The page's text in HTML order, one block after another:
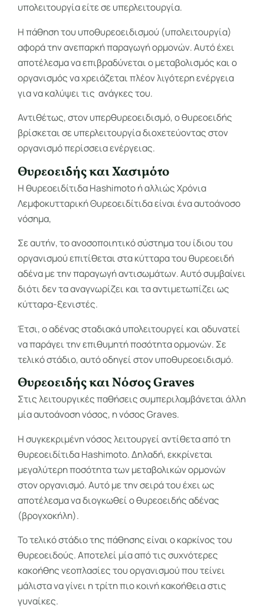
υπολειτουργία είτε σε υπερλειτουργία.
Η πάθηση του υποθυρεοειδισμού (υπολειτουργία)
αφορά την ανεπαρκή παραγωγή ορμονών. Αυτό έχει
αποτέλεσμα να επιβραδύνεται ο μεταβολισμός και ο
οργανισμός να χρειάζεται πλέον λιγότερη ενέργεια
για να καλύψει τις ανάγκες του.
Αντιθέτως, στον υπερθυρεοειδισμό, ο θυρεοειδής
βρίσκεται σε υπερλειτουργία διοχετεύοντας στον
οργανισμό περίσσεια ενέργειας.
Θυρεοειδής και Χασιμότο
Η θυρεοειδίτιδα Hashimoto ή αλλιώς Χρόνια
Λεμφοκυτταρική Θυρεοειδίτιδα είναι ένα αυτοάνοσο
νόσημα,
Σε αυτήν, το ανοσοποιητικό σύστημα του ίδιου του
οργανισμού επιτίθεται στα κύτταρα του θυρεοειδή
αδένα με την παραγωγή αντισωμάτων. Αυτό συμβαίνει
διότι δεν τα αναγνωρίζει και τα αντιμετωπίζει ως
κύτταρα-ξενιστές.
Έτσι, ο αδένας σταδιακά υπολειτουργεί και αδυνατεί
να παράγει την επιθυμητή ποσότητα ορμονών. Σε
τελικό στάδιο, αυτό οδηγεί στον υποθυρεοειδισμό.
Θυρεοειδής και Νόσος Graves
Στις λειτουργικές παθήσεις συμπεριλαμβάνεται άλλη
μία αυτοάνοση νόσος, η νόσος Graves.
Η συγκεκριμένη νόσος λειτουργεί αντίθετα από τη
θυρεοειδίτιδα Hashimoto. Δηλαδή, εκκρίνεται
μεγαλύτερη ποσότητα των μεταβολικών ορμονών
στον οργανισμό. Αυτό με την σειρά του έχει ως
αποτέλεσμα να διογκωθεί ο θυρεοειδής αδένας
(βρογχοκήλη).
Το τελικό στάδιο της πάθησης είναι ο καρκίνος του
θυρεοειδούς. Αποτελεί μία από τις συχνότερες
κακοήθης νεοπλασίες του οργανισμού που τείνει
μάλιστα να γίνει η τρίτη πιο κοινή κακοήθεια στις
γυναίκες.